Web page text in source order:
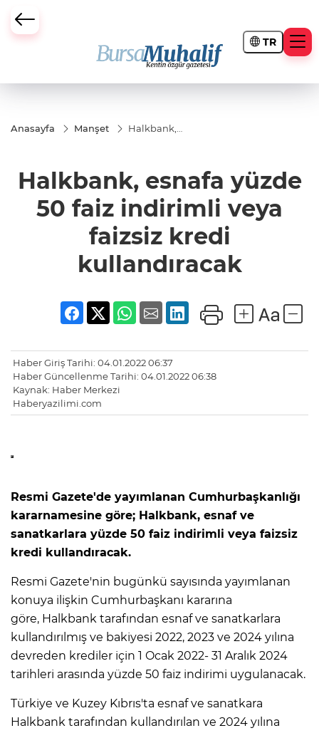
TR
Büyükşehir Darbesi
Anasayfa Manşet
Halkbank,
faizsiz kredi
kullandıracak
Halkbank, esnafa yüzde
50 faiz indirimli veya
faizsiz kredi
kullandıracak
Haber Giriş Tarihi: 04.01.2022 06:37
Haber Güncellenme Tarihi: 04.01.2022 06:38
Kaynak: Haber Merkezi
Haberyazilimi.com
Resmi Gazete'de yayımlanan Cumhurbaşkanlığı
kararnamesine göre; Halkbank, esnaf ve
sanatkarlara yüzde 50 faiz indirimli veya faizsiz
kredi kullandıracak.
Resmi Gazete'nin bugünkü sayısında yayımlanan
konuya ilişkin Cumhurbaşkanı kararına
göre, Halkbank tarafından esnaf ve sanatkarlara
kullandırılmış ve bakiyesi 2022, 2023 ve 2024 yılına
devreden krediler için 1 Ocak 2022- 31 Aralık 2024
tarihleri arasında yüzde 50 faiz indirimi uygulanacak.
Türkiye ve Kuzey Kıbrıs'ta esnaf ve sanatkara
Halkbank tarafından kullandırılan ve 2024 yılına